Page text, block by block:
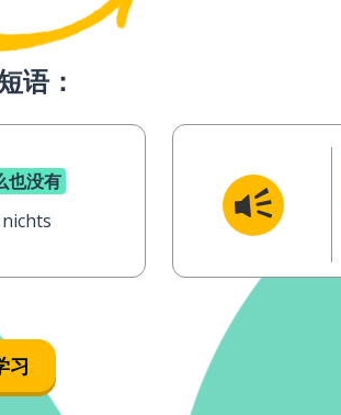
语：
也没有
习